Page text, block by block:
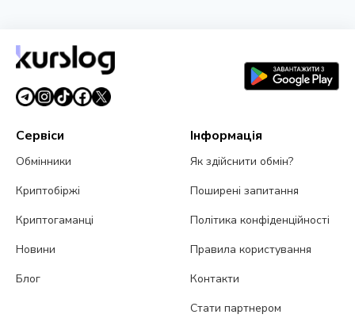
Сервіси
Обмінники
Криптобіржі
Криптогаманці
Новини
Блог
Інформація
Як здійснити обмін?
Поширені запитання
Політика конфіденційності
Правила користування
Контакти
Стати партнером